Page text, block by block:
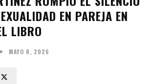
EN PAREJA EN
LIBRO
MAYO 8, 2026